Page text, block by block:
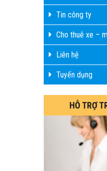
Tin công ty
Cho thuê xe –
Liên hệ
Tuyển dụng
HỖ TRỢ